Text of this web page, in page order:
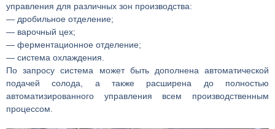
управления для различных зон производства:
— дробильное отделение;
— варочный цех;
— ферментационное отделение;
— система охлаждения.
По запросу система может быть дополнена автоматической
подачей солода, а также расширена до полностью
автоматизированного управления всем производственным
процессом.